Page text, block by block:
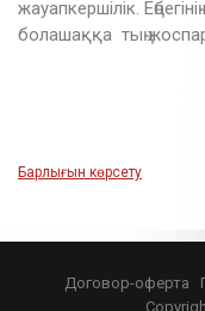
жауапкершілік.
болашаққа тың
Барлығын көрсету
Договор-оферта